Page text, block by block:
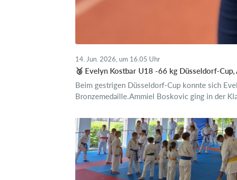
14. Jun. 2026, um 16.05 Uhr
🥉 Evelyn Kostbar U18 -66 kg Düsseldorf-
Beim gestrigen Düsseldorf-Cup konnte sich
Bronzemedaille.Ammiel Boskovic ging in der